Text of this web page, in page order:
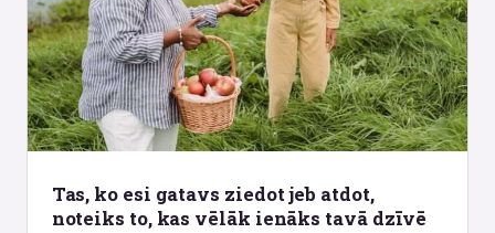
Tas, ko esi gatavs ziedot jeb atdot,
noteiks to, kas vēlāk ienāks tavā dzīvē